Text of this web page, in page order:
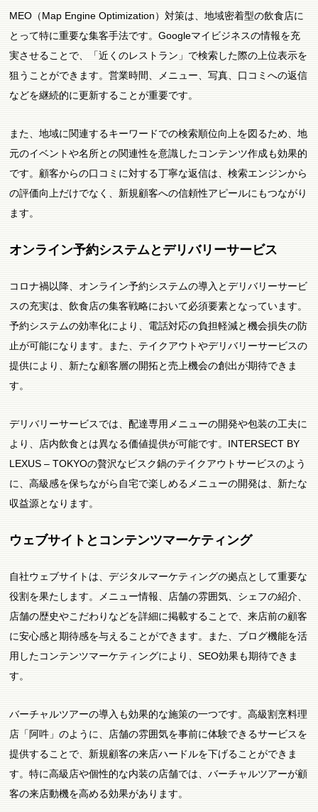
MEO（Map Engine Optimization）対策は、地域密着型の飲食店に
とって特に重要な集客手法です。Googleマイビジネスの情報を充
実させることで、「近くのレストラン」で検索した際の上位表示を
狙うことができます。営業時間、メニュー、写真、口コミへの返信
などを継続的に更新することが重要です。
また、地域に関連するキーワードでの検索順位向上を図るため、地
元のイベントや名所との関連性を意識したコンテンツ作成も効果的
です。顧客からの口コミに対する丁寧な返信は、検索エンジンから
の評価向上だけでなく、新規顧客への信頼性アピールにもつながり
ます。
オンライン予約システムとデリバリーサービス
コロナ禍以降、オンライン予約システムの導入とデリバリーサービ
スの充実は、飲食店の集客戦略において必須要素となっています。
予約システムの効率化により、電話対応の負担軽減と機会損失の防
止が可能になります。また、テイクアウトやデリバリーサービスの
提供により、新たな顧客層の開拓と売上機会の創出が期待できま
す。
デリバリーサービスでは、配達専用メニューの開発や包装の工夫に
より、店内飲食とは異なる価値提供が可能です。INTERSECT BY
LEXUS – TOKYOの贅沢なビスク鍋のテイクアウトサービスのよう
に、高級感を保ちながら自宅で楽しめるメニューの開発は、新たな
収益源となります。
ウェブサイトとコンテンツマーケティング
自社ウェブサイトは、デジタルマーケティングの拠点として重要な
役割を果たします。メニュー情報、店舗の雰囲気、シェフの紹介、
店舗の歴史やこだわりなどを詳細に掲載することで、来店前の顧客
に安心感と期待感を与えることができます。また、ブログ機能を活
用したコンテンツマーケティングにより、SEO効果も期待できま
す。
バーチャルツアーの導入も効果的な施策の一つです。高級割烹料理
店「阿吽」のように、店舗の雰囲気を事前に体験できるサービスを
提供することで、新規顧客の来店ハードルを下げることができま
す。特に高級店や個性的な内装の店舗では、バーチャルツアーが顧
客の来店動機を高める効果があります。